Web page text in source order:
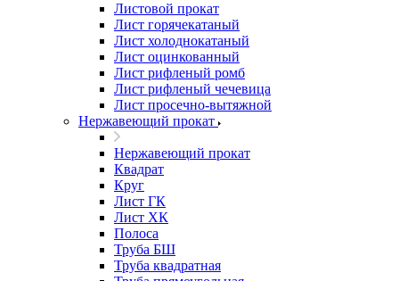
Листовой прокат
Лист горячекатаный
Лист холоднокатаный
Лист оцинкованный
Лист рифленый ромб
Лист рифленый чечевица
Лист просечно-вытяжной
Нержавеющий прокат
Нержавеющий прокат
Квадрат
Круг
Лист ГК
Лист ХК
Полоса
Труба БШ
Труба квадратная